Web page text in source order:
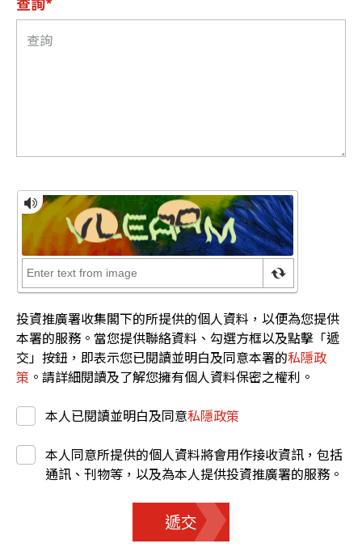
投資推廣署收集閣下的所提供的個人資料，以便為您提供
本署的服務。當您提供聯絡資料、勾選方框以及點擊「遞
交」按鈕，即表示您已閱讀並明白及同意本署的私隱政
策 。請詳細閱讀及了解您擁有個人資料保密之權利。
本人已閱讀並明白及同意私隱政策
本人同意所提供的個人資料將會用作接收資訊，包括
通訊、刊物等，以及為本人提供投資推廣署的服務。
遞交